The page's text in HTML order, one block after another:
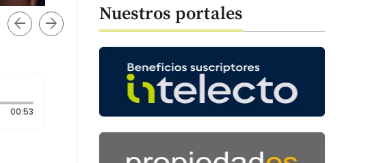
arrow_back Página de Youtube de la canción de Julieta Venegas. FOTO: Captura de
arrow_forward
00:53Duración: 53 segundos
Nuestros portales